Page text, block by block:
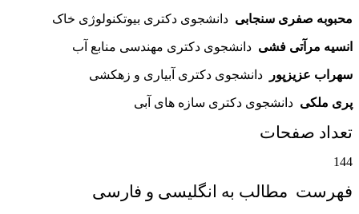
محبوبه صفری سنجابی دانشجوی دکتری بیوتکنولوژی خاک
انسیه مرآتی فشی دانشجوی دکتری مهندسی منابع آب
سهراب عزیزپور دانشجوی دکتری آبیاری و زهکشی
پری ملکی دانشجوی دکتری سازه های آبی
تعداد صفحات
144
فهرست مطالب به انگلیسی و فارسی